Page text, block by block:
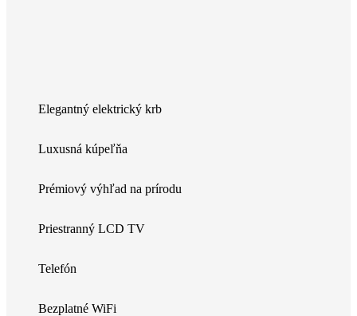
Elegantný elektrický krb
Luxusná kúpeľňa
Prémiový výhľad na prírodu
Priestranný LCD TV
Telefón
Bezplatné WiFi